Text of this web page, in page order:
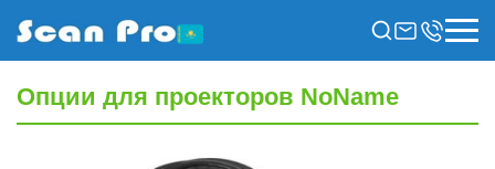
Опции для проекторов NoName